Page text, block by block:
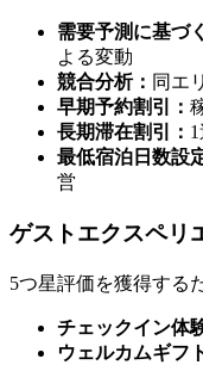
需要予測に基づ
よる変動
競合分析： 同エ
早期予約割引：
長期滞在割引：
最低宿泊日数設
営
ゲストエクスペリ
5つ星評価を獲得する
チェックイン体
ウェルカムギフ